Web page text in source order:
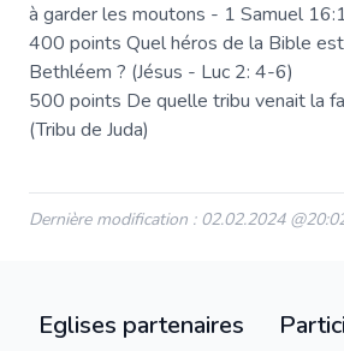
à garder les moutons - 1 Samuel
400 points Quel héros de la Bible
Bethléem ? (Jésus - Luc 2: 4-6)
500 points De quelle tribu venait la
(Tribu de Juda)
Dernière modification : 02.02.2024
Eglises partenaires